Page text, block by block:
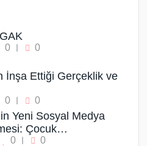
0 0
İnşa Ettiği Gerçeklik ve
0 0
Yeni Sosyal Medya
Çocuk…
0 0